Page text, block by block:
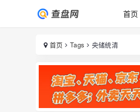
首页
首页 Tags 央储统清